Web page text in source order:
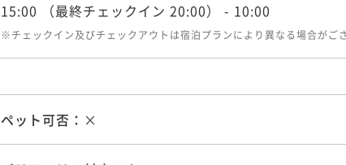
15:00 （最終チェックイン 20:00） - 10:00
※チェックイン及びチェックアウトは宿泊プランにより異なる場合がご
ペット可否： ×